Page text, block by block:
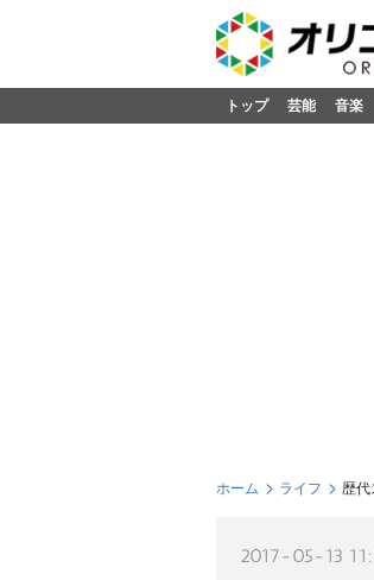
トップ 芸能 音楽
ホーム ライフ 歴代
2017-05-13